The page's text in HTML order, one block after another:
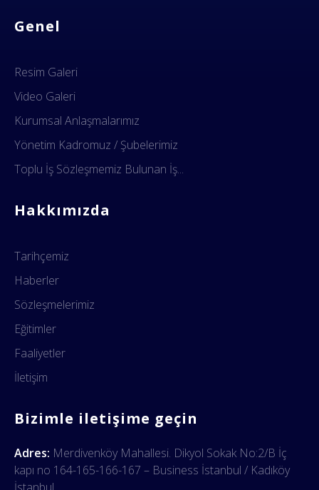
Genel
Resim Galeri
Video Galeri
Kurumsal Anlaşmalarımız
Yönetim Kadromuz / Şubelerimiz
Toplu İş Sözleşmemiz Bulunan İş...
Hakkımızda
Tarihçemiz
Haberler
Sözleşmelerimiz
Eğitimler
Faaliyetler
İletişim
Bizimle iletişime geçin
Adres: Merdivenköy Mahallesi. Dikyol Sokak No:2/B İç
kapı no 164-165-166-167 – Business İstanbul / Kadıköy